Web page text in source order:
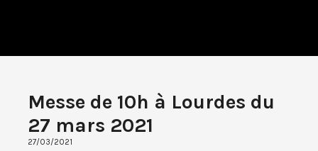
Messe de 10h à Lourdes du
27 mars 2021
27/03/2021